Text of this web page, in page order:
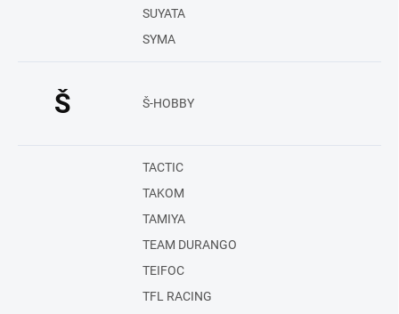
SUYATA
SYMA
Š Š-HOBBY
TACTIC
TAKOM
TAMIYA
TEAM DURANGO
TEIFOC
TFL RACING